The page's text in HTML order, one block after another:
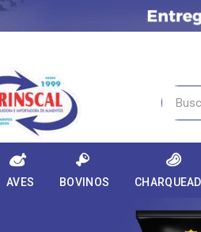
AVES BOVINOS